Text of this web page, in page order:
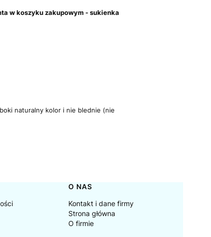
w koszyku zakupowym - sukienka
naturalny kolor i nie blednie (nie
O NAS
Kontakt i dane firmy
Strona główna
O firmie